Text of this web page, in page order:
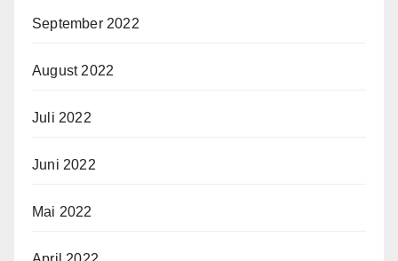
September 2022
August 2022
Juli 2022
Juni 2022
Mai 2022